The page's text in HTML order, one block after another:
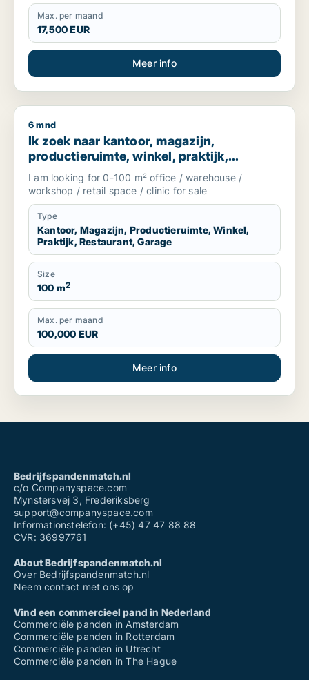
Max. per maand
17,500 EUR
Meer info
Ik zoek naar kantoor, magazijn, productieruimte, winkel,
6 mnd
Ik zoek naar kantoor, magazijn,
productieruimte, winkel, praktijk,
restaurant of garage te koop in The
Hague, The Netherlands
I am looking for 0-100 m² office / warehouse /
workshop / retail space / clinic for sale
Type
Kantoor, Magazijn, Productieruimte, Winkel,
Praktijk, Restaurant, Garage
Size
100 m2
Max. per maand
100,000 EUR
Meer info
Bedrijfspandenmatch.nl
c/o Companyspace.com
Mynstersvej 3, Frederiksberg
support@companyspace.com
Informationstelefon: (+45) 47 47 88 88
CVR: 36997761
About Bedrijfspandenmatch.nl
Over Bedrijfspandenmatch.nl
Neem contact met ons op
Vind een commercieel pand in Nederland
Commerciële panden in Amsterdam
Commerciële panden in Rotterdam
Commerciële panden in Utrecht
Commerciële panden in The Hague